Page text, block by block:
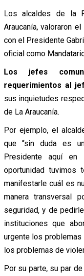
Los alcaldes de la
Araucanía, valoraron
con el Presidente
oficial como
Los jefes
requerimientos al
sus inquietudes
de La Araucanía.
Por ejemplo, el
que “sin duda es
Presidente aquí
oportunidad
manifestarle cuál es
manera transversal
seguridad, y de
instituciones que
urgente los
los problemas de
Por su parte, su par de